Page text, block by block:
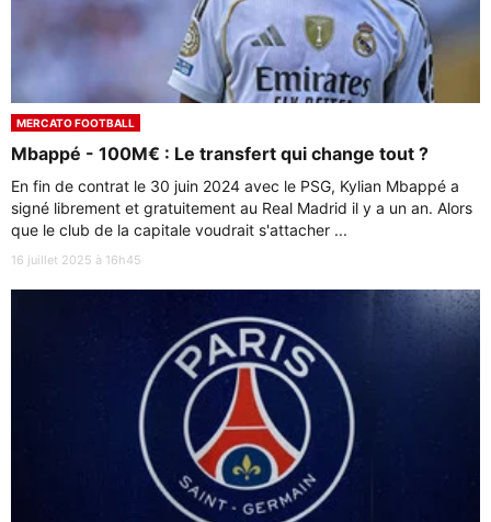
MERCATO FOOTBALL
Mbappé - 100M€ : Le transfert qui change tout ?
En fin de contrat le 30 juin 2024 avec le PSG, Kylian Mbappé a
signé librement et gratuitement au Real Madrid il y a un an. Alors
que le club de la capitale voudrait s'attacher ...
16 juillet 2025 à 16h45